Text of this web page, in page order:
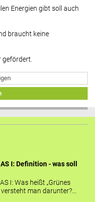
Energien gibt soll auch
braucht keine
gefördert.
I: Definition - was soll
I: Was heißt „Grünes
versteht man darunter?...